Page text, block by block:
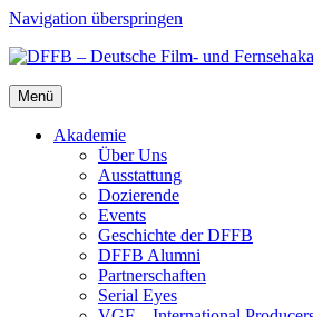
Navigation überspringen
Menü
Aka­de­mie
Über Uns
Aus­stat­tung
Dozie­ren­de
Events
Geschich­te der DFFB
DFFB Alum­ni
Part­ner­schaf­ten
Seri­al Eyes